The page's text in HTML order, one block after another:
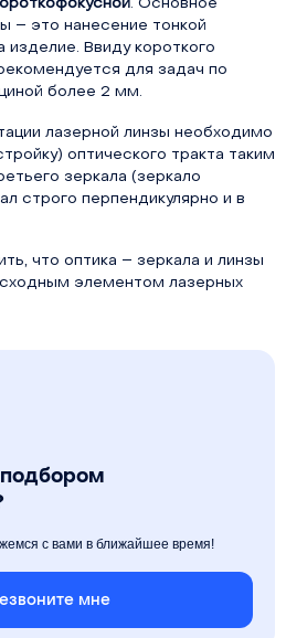
. Основное
– это нанесение тонкой
изделие. Ввиду короткого
для задач по
более 2 мм.
лазерной линзы необходимо
оптического тракта таким
зеркала (зеркало
строго перпендикулярно и в
что оптика – зеркала и линзы
элементом лазерных
с вами в ближайшее время!
мне